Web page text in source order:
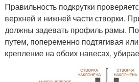
Правильность подкрутки
верхней и нижней части створки.
должны задевать профиль рамы.
путем, попеременно подтягивая
крепление на обоих навесах,